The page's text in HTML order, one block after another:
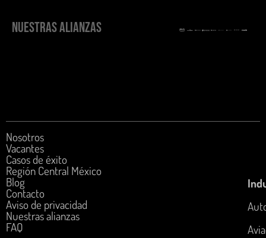
NUESTRAS ALIANZAS
Nosotros
Vacantes
Casos de éxito
Región Central México
Blog
Contacto
Aviso de privacidad
Nuestras alianzas
FAQ